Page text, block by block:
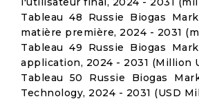
Tableau 48 Russie Biogas
matière première, 2024 - 2031
Tableau 49 Russie Biogas
application, 2024 - 2031 (Million
Tableau 50 Russie Biogas
Technology, 2024 - 2031 (USD